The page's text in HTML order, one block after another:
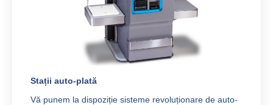
Stații auto-plată
Vă punem la dispoziție sisteme revoluționare de auto-